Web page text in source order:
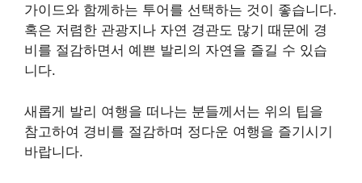
가이드와 함께하는 투어를 선택하는 것이 좋습니다.
혹은 저렴한 관광지나 자연 경관도 많기 때문에 경
비를 절감하면서 예쁜 발리의 자연을 즐길 수 있습
니다.
새롭게 발리 여행을 떠나는 분들께서는 위의 팁을
참고하여 경비를 절감하며 정다운 여행을 즐기시기
바랍니다.